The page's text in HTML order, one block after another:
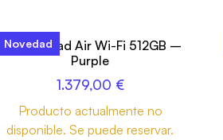
Novedad
13-inch iPad Air Wi-Fi 512GB –
Purple
1.379,00 €
Producto actualmente no
disponible. Se puede reservar.